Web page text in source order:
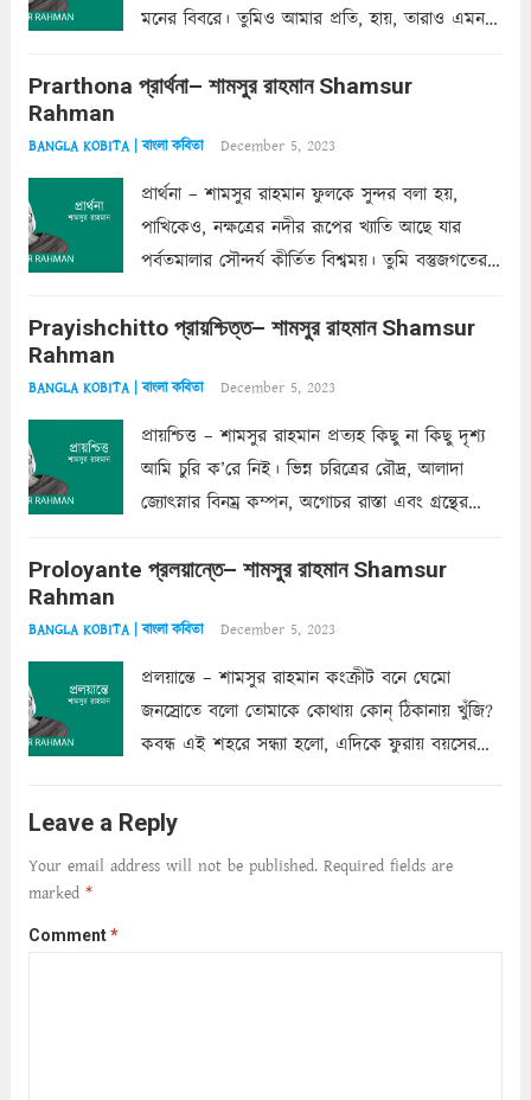
মনের বিবরে। তুমিও আমার প্রতি, হায়, তারাও এমন
একান্ত জরুরি- নইলে একটি দেয়াল নিমেষেই ভীষণ
Prarthona প্রার্থনা– শামসুর রাহমান Shamsur
Rahman
BANGLA KOBITA | বাংলা কবিতা December 5, 2023
প্রার্থনা – শামসুর রাহমান ফুলকে সুন্দর বলা হয়,
পাখিকেও, নক্ষত্রের নদীর রূপের খ্যাতি আছে যার
পর্বতমালার সৌন্দর্য কীর্তিত বিশ্বময়। তুমি বস্তুজগতের
তার সুষমায় পার্থক্য অনেক। তোমাকে সুন্দরী বলা চলে,
Prayishchitto প্রায়শ্চিত্ত– শামসুর রাহমান Shamsur
Rahman
BANGLA KOBITA | বাংলা কবিতা December 5, 2023
প্রায়শ্চিত্ত – শামসুর রাহমান প্রত্যহ কিছু না কিছু দৃশ্য
আমি চুরি ক’রে নিই। ভিন্ন চরিত্রের রৌদ্র, আলাদা
জ্যোৎস্নার বিনম্র কম্পন, অগোচর রাস্তা এবং গ্রন্থের
ছায়াচ্ছন্ন মোহন মিথুন মূর্তি, লোপামুদ্রা ভীষণ বিব্রত
Proloyante প্রলয়ান্তে– শামসুর রাহমান Shamsur
Rahman
BANGLA KOBITA | বাংলা কবিতা December 5, 2023
প্রলয়ান্তে – শামসুর রাহমান কংক্রীট বনে ঘেমো
জনস্রোতে বলো তোমাকে কোথায় কোন্‌ ঠিকানায় খুঁজি?
কবন্ধ এই শহরে সন্ধ্যা হলো, এদিকে ফুরায় বয়সের
আমার শরীরে সখ্য গড়ে, তোমার গহন ঊর্মিল যৌবন
আনে আশ্বন...
Leave a Reply
Your email address will not be published. Required fields are
marked *
Comment*